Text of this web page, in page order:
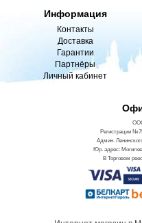
Информация
Контакты
Доставка
Гарантии
Партнёры
Личный кабинет
Регистрации
Админ.
Юр. адрес:
В Торговом